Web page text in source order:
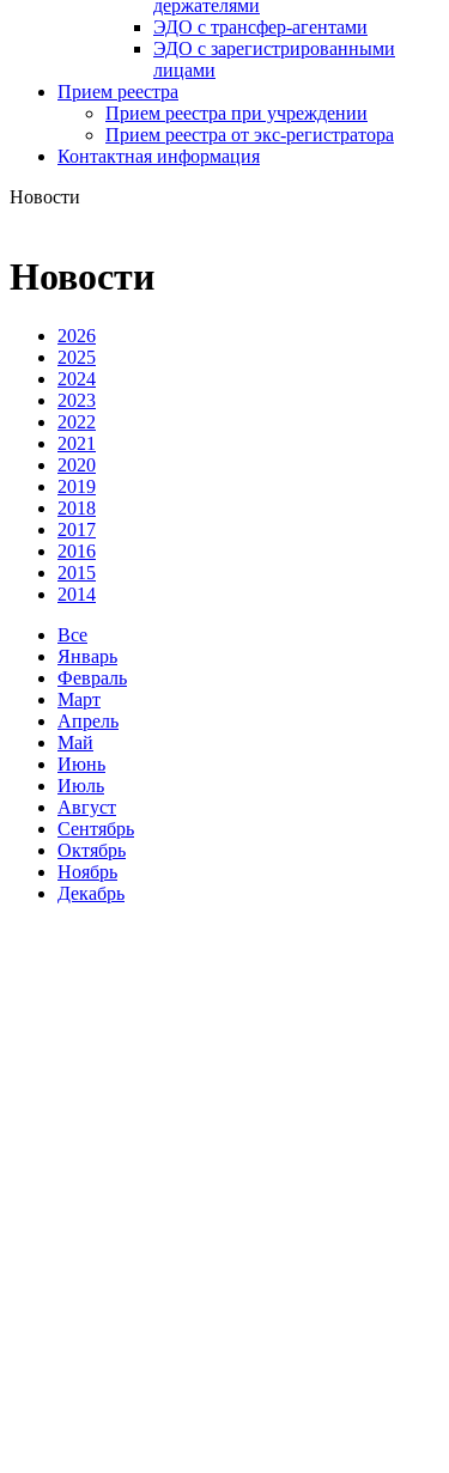
держателями
ЭДО с трансфер-агентами
ЭДО с зарегистрированными
лицами
Прием реестра
Прием реестра при учреждении
Прием реестра от экс-регистратора
Контактная информация
Новости
Новости
2026
2025
2024
2023
2022
2021
2020
2019
2018
2017
2016
2015
2014
Все
Январь
Февраль
Март
Апрель
Май
Июнь
Июль
Август
Сентябрь
Октябрь
Ноябрь
Декабрь